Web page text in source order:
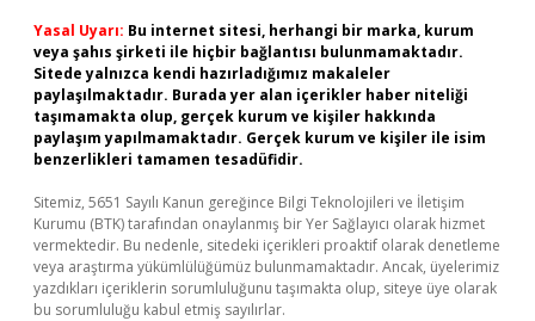
Yasal Uyarı: Bu internet sitesi, herhangi bir marka, kurum
veya şahıs şirketi ile hiçbir bağlantısı bulunmamaktadır.
Sitede yalnızca kendi hazırladığımız makaleler
paylaşılmaktadır. Burada yer alan içerikler haber niteliği
taşımamakta olup, gerçek kurum ve kişiler hakkında
paylaşım yapılmamaktadır. Gerçek kurum ve kişiler ile isim
benzerlikleri tamamen tesadüfidir.
Sitemiz, 5651 Sayılı Kanun gereğince Bilgi Teknolojileri ve İletişim
Kurumu (BTK) tarafından onaylanmış bir Yer Sağlayıcı olarak hizmet
vermektedir. Bu nedenle, sitedeki içerikleri proaktif olarak denetleme
veya araştırma yükümlülüğümüz bulunmamaktadır. Ancak, üyelerimiz
yazdıkları içeriklerin sorumluluğunu taşımakta olup, siteye üye olarak
bu sorumluluğu kabul etmiş sayılırlar.